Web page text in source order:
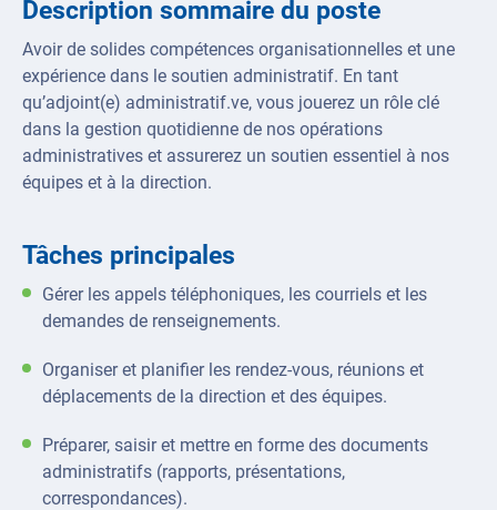
Description sommaire du poste
Avoir de solides compétences organisationnelles et une
expérience dans le soutien administratif. En tant
qu’adjoint(e) administratif.ve, vous jouerez un rôle clé
dans la gestion quotidienne de nos opérations
administratives et assurerez un soutien essentiel à nos
équipes et à la direction.
Tâches principales
Gérer les appels téléphoniques, les courriels et les
demandes de renseignements.
Organiser et planifier les rendez-vous, réunions et
déplacements de la direction et des équipes.
Préparer, saisir et mettre en forme des documents
administratifs (rapports, présentations,
correspondances).